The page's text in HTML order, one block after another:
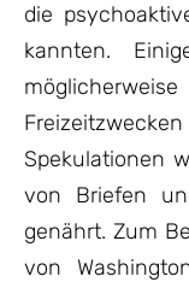
die
kannten.
Spekulationen
von Briefen
genährt. Zum
von